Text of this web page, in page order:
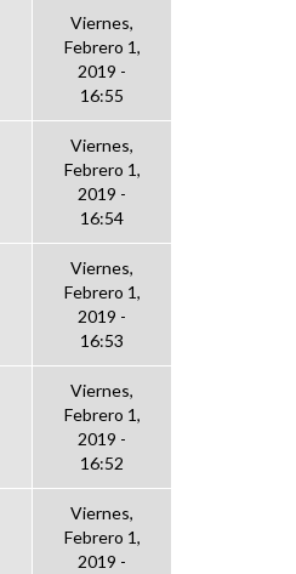
Viernes,
Febrero 1,
2019 -
16:55
Viernes,
Febrero 1,
2019 -
16:54
Viernes,
Febrero 1,
2019 -
16:53
Viernes,
Febrero 1,
2019 -
16:52
Viernes,
Febrero 1,
2019 -